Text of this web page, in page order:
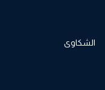
الشكاوى